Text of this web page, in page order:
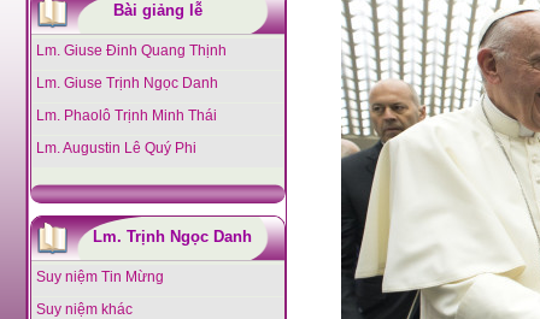
Bài giảng lễ
Lm. Giuse Đinh Quang Thịnh
Lm. Giuse Trịnh Ngọc Danh
Lm. Phaolô Trịnh Minh Thái
Lm. Augustin Lê Quý Phi
Lm. Trịnh Ngọc Danh
Suy niệm Tin Mừng
Suy niệm khác